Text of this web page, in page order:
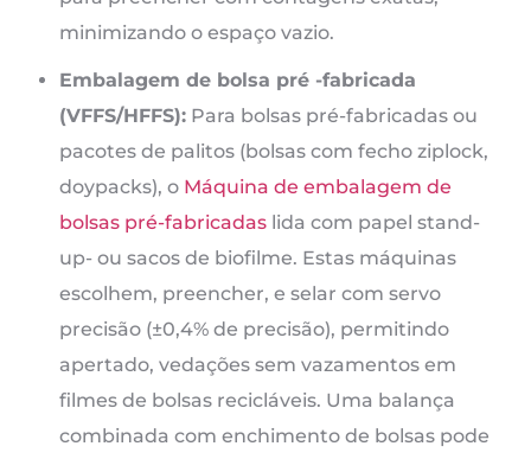
minimizando o espaço vazio.
Embalagem de bolsa pré -fabricada
(VFFS/HFFS): Para bolsas pré-fabricadas ou
pacotes de palitos (bolsas com fecho ziplock,
doypacks), o Máquina de embalagem de
bolsas pré-fabricadas lida com papel stand-
up- ou sacos de biofilme. Estas máquinas
escolhem, preencher, e selar com servo
precisão (±0,4% de precisão), permitindo
apertado, vedações sem vazamentos em
filmes de bolsas recicláveis. Uma balança
combinada com enchimento de bolsas pode